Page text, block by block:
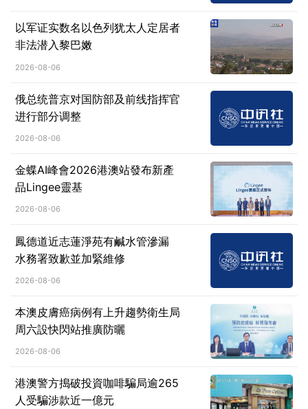
以军证实数名以色列犹太人定居者
非法潜入黎巴嫩
2026-08-06
俄总统普京对国防部及前线指挥官
进行部分调整
2026-08-06
金蝶AI峰會2026港澳站發布新產
品Lingee靈基
2026-08-06
鳳德道近志蓮淨苑有鹹水管滲漏
水務署致歉並加緊維修
2026-08-06
本澳皮膚癌病例有上升趨勢衛生局
周六設快閃站推廣防曬
2026-08-06
港澳警方搗破投資咖啡騙局逾265
人受騙涉款近一億元